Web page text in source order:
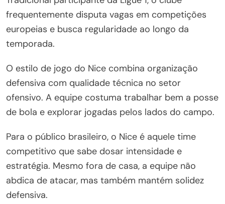
frequentemente disputa vagas em competições
europeias e busca regularidade ao longo da
temporada.
O estilo de jogo do Nice combina organização
defensiva com qualidade técnica no setor
ofensivo. A equipe costuma trabalhar bem a posse
de bola e explorar jogadas pelos lados do campo.
Para o público brasileiro, o Nice é aquele time
competitivo que sabe dosar intensidade e
estratégia. Mesmo fora de casa, a equipe não
abdica de atacar, mas também mantém solidez
defensiva.